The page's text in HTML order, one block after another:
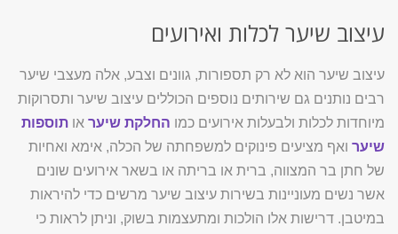
עיצוב שיער לכלות ואירועים
עיצוב שיער הוא לא רק תספורות, גוונים וצבע, אלה מעצבי שיער
רבים נותנים גם שירותים נוספים הכוללים עיצוב שיער ותסרוקות
מיוחדות לכלות ולבעלות אירועים כמו החלקת שיער או תוספות
שיער ואף מציעים פינוקים למשפחתה של הכלה, אימא ואחיות
של חתן בר המצווה, ברית או בריתה או בשאר אירועים שונים
אשר נשים מעוניינות בשירות עיצוב שיער מרשים כדי להיראות
במיטבן. דרישות אלו הולכות ומתעצמות בשוק, וניתן לראות כי